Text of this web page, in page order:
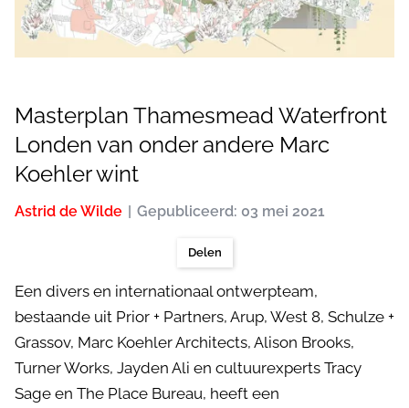
Masterplan Thamesmead Waterfront
Londen van onder andere Marc
Koehler wint
Astrid de Wilde Gepubliceerd: 03 mei 2021
Delen
Een divers en internationaal ontwerpteam,
bestaande uit Prior + Partners, Arup, West 8, Schulze +
Grassov, Marc Koehler Architects, Alison Brooks,
Turner Works, Jayden Ali en cultuurexperts Tracy
Sage en The Place Bureau, heeft een